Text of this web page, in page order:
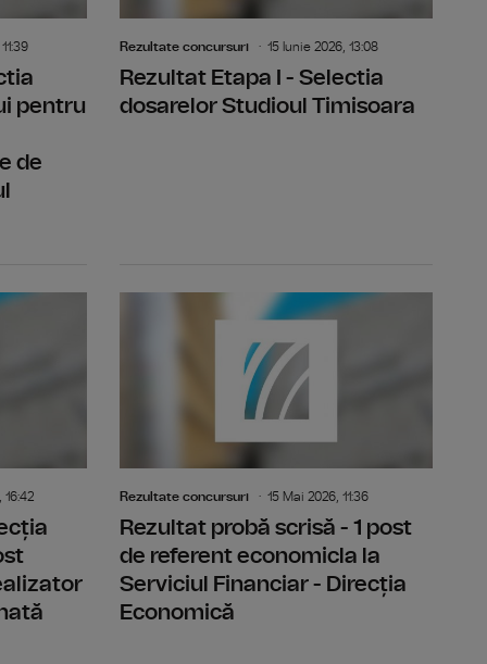
pentru
de
Rezultate concursuri 15 Iunie 2026, 13:08
Rezultat Etapa I - Selectia
dosarelor Studioul Timisoara
16:42 Rezultate concursuri 15 Mai 2026, 11:36
Rezultat probă scrisă - 1 post
de referent economicla la
Serviciul Financiar - Direcția
Economică